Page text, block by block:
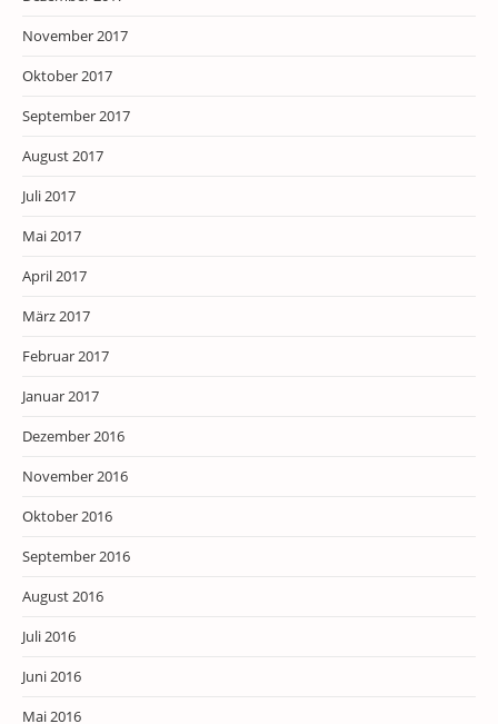
November 2017
Oktober 2017
September 2017
August 2017
Juli 2017
Mai 2017
April 2017
März 2017
Februar 2017
Januar 2017
Dezember 2016
November 2016
Oktober 2016
September 2016
August 2016
Juli 2016
Juni 2016
Mai 2016